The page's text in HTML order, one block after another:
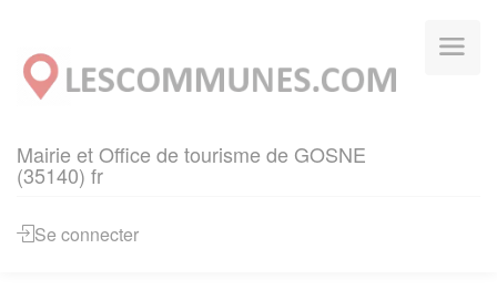
Mairie et Office de tourisme de GOSNE
(35140) fr
Se connecter